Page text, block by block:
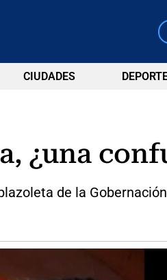
CIUDADES
¿una
de la